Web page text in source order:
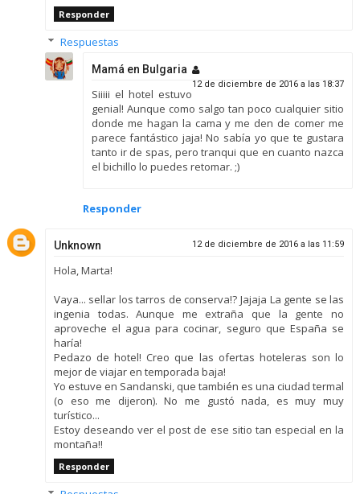
Responder
Respuestas
Mamá en Bulgaria
12 de diciembre de 2016 a las 18:37
Siiiii el hotel estuvo
genial! Aunque como salgo tan poco cualquier sitio
donde me hagan la cama y me den de comer me
parece fantástico jaja! No sabía yo que te gustara
tanto ir de spas, pero tranqui que en cuanto nazca
el bichillo lo puedes retomar. ;)
Responder
Unknown 12 de diciembre de 2016 a las 11:59
Hola, Marta!
Vaya... sellar los tarros de conserva!? Jajaja La gente se las
ingenia todas. Aunque me extraña que la gente no
aproveche el agua para cocinar, seguro que España se
haría!
Pedazo de hotel! Creo que las ofertas hoteleras son lo
mejor de viajar en temporada baja!
Yo estuve en Sandanski, que también es una ciudad termal
(o eso me dijeron). No me gustó nada, es muy muy
turístico...
Estoy deseando ver el post de ese sitio tan especial en la
montaña!!
Responder